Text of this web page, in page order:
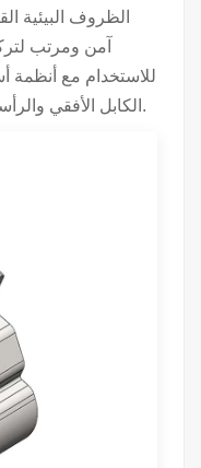
الظروف البيئية
آمن ومرتب
للاستخدام مع أنظمة
الكابل الأفقي والرأسي للحفاظ على تركيب منظم وآمن.